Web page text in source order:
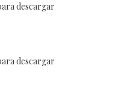
descargar
descargar